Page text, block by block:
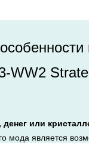
WW2
или
мода является